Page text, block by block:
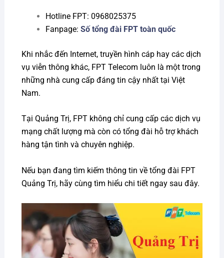
Hotline FPT: 0968025375
Fanpage: Số tổng đài FPT toàn quốc
Khi nhắc đến Internet, truyền hình cáp hay các dịch
vụ viễn thông khác, FPT Telecom luôn là một trong
những nhà cung cấp đáng tin cậy nhất tại Việt
Nam.
Tại Quảng Trị, FPT không chỉ cung cấp các dịch vụ
mạng chất lượng mà còn có tổng đài hỗ trợ khách
hàng tận tình và chuyên nghiệp.
Nếu bạn đang tìm kiếm thông tin về tổng đài FPT
Quảng Trị, hãy cùng tìm hiểu chi tiết ngay sau đây.